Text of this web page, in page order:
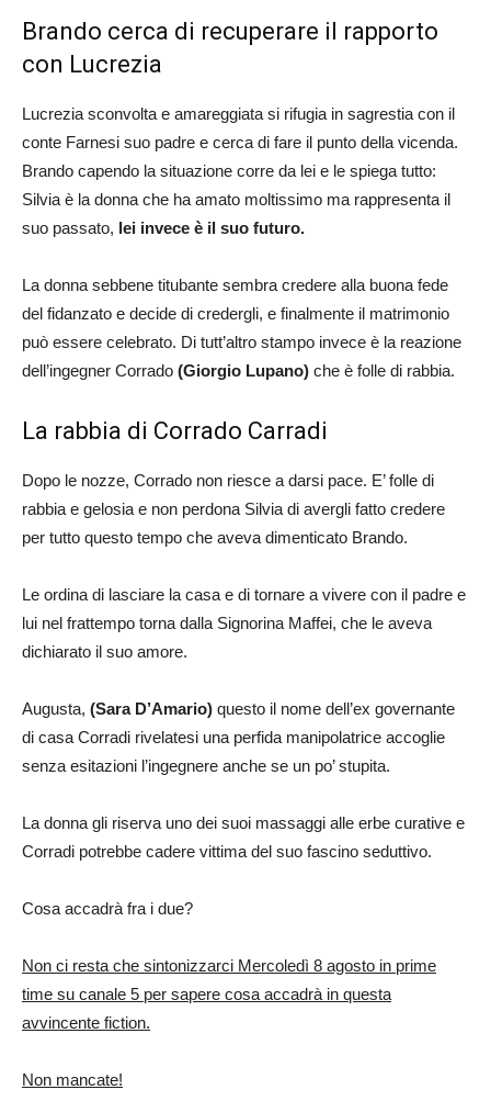
Brando cerca di recuperare il rapporto
con Lucrezia
Lucrezia sconvolta e amareggiata si rifugia in sagrestia con il
conte Farnesi suo padre e cerca di fare il punto della vicenda.
Brando capendo la situazione corre da lei e le spiega tutto:
Silvia è la donna che ha amato moltissimo ma rappresenta il
suo passato, lei invece è il suo futuro.
La donna sebbene titubante sembra credere alla buona fede
del fidanzato e decide di credergli, e finalmente il matrimonio
può essere celebrato. Di tutt’altro stampo invece è la reazione
dell’ingegner Corrado (Giorgio Lupano) che è folle di rabbia.
La rabbia di Corrado Carradi
Dopo le nozze, Corrado non riesce a darsi pace. E’ folle di
rabbia e gelosia e non perdona Silvia di avergli fatto credere
per tutto questo tempo che aveva dimenticato Brando.
Le ordina di lasciare la casa e di tornare a vivere con il padre e
lui nel frattempo torna dalla Signorina Maffei, che le aveva
dichiarato il suo amore.
Augusta, (Sara D’Amario) questo il nome dell’ex governante
di casa Corradi rivelatesi una perfida manipolatrice accoglie
senza esitazioni l’ingegnere anche se un po’ stupita.
La donna gli riserva uno dei suoi massaggi alle erbe curative e
Corradi potrebbe cadere vittima del suo fascino seduttivo.
Cosa accadrà fra i due?
Non ci resta che sintonizzarci Mercoledì 8 agosto in prime
time su canale 5 per sapere cosa accadrà in questa
avvincente fiction.
Non mancate!